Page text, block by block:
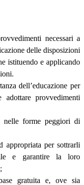
necessari a
delle disposizioni
istituendo e applicando
dell’educazione per
provvedimenti
forme peggiori di
appropriata per sottrarli
e garantire la loro
gratuita e, ove sia